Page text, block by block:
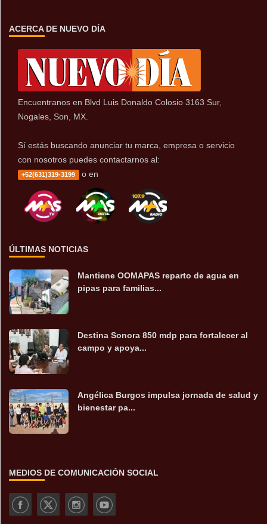
ACERCA DE NUEVO DÍA
Encuentranos en Blvd Luis Donaldo Colosio 3163 Sur,
Nogales, Son, MX.
Sí estás buscando anunciar tu marca, empresa o servicio
con nosotros puedes contactarnos al:
+52(631)319-3199 o en
ÚLTIMAS NOTICIAS
Mantiene OOMAPAS reparto de agua en
pipas para familias...
Destina Sonora 850 mdp para fortalecer al
campo y apoya...
Angélica Burgos impulsa jornada de salud y
bienestar pa...
MEDIOS DE COMUNICACIÓN SOCIAL